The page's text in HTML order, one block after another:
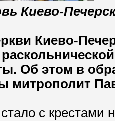
Киево-
Киево-
Об этом в
митрополит
с